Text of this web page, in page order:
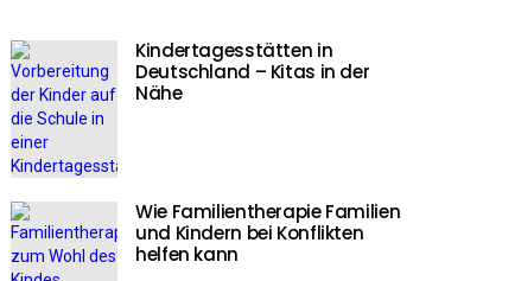
Kindertagesstätten in
Deutschland – Kitas in der
Nähe
Wie Familientherapie Familien
und Kindern bei Konflikten
helfen kann